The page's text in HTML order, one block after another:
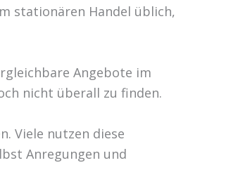
stationären Handel üblich,
Angebote im
nicht überall zu finden.
Viele nutzen diese
Anregungen und